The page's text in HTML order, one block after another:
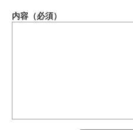
内容（必須）